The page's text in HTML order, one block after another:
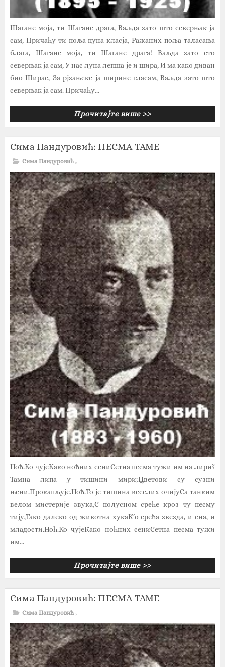
Шагане моја, ти Шагане драга, Ваљда зато што северњак ја
сам, Причаћу ти поља пуна класја, Ражаних поља таласања
блага, Шагане моја, ти Шагане драга! Ваљда зато сто
северњак ја сам, У нас луна лепша је и шира, И ма како диван
био Ширас, За рјзањске ја ширине гласам, Ваљда зато што
северњак ја сам. Причаћу...
Прочитајте више >>
Сима Пандуровић: ПЕСМА ТАМЕ
Сима Пандуровић ,
Ноћ.Ко чујеКако ноћних сениСетна песма тужи им на лири?
Тамна липа у тишини мири;Цветови су сузни
њени.Прокапљује.Ноћ.То је тишина веселих очијуСа танким
велом мистерије звука,С полусном среће кроз ту песму
тију,Тако далеко од животна хукаК’о срећа звезда, и сна, и
младости.Ноћ.Ко чујеКако ноћних сениСетна песма тужи
им...
Прочитајте више >>
Сима Пандуровић: ПЕСМА ТАМЕ
Сима Пандуровић ,